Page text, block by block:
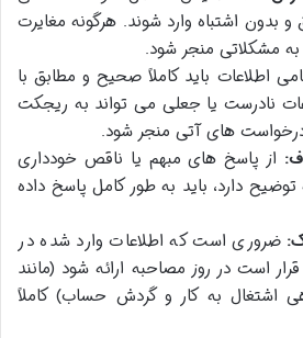
بدون اشتباه وارد شوند. هرگونه مغایرت
مشکلاتی منجر شود.
اطلاعات باید کاملاً صحیح و مطابق با
نادرست یا جعلی می تواند به ریجکت
های آتی منجر شود.
از پاسخ های مبهم یا ناقص خودداری
دارد، باید به طور کامل پاسخ داده
ضروری است که اطلاعات وارد شده در
است در روز مصاحبه ارائه شود (مانند
اشتغال به کار و گردش حساب) کاملاً